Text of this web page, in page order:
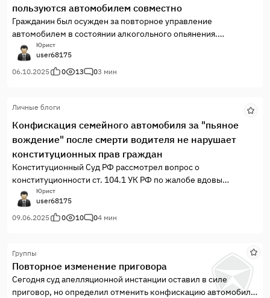
пользуются автомобилем совместно
Гражданин был осужден за повторное управление
автомобилем в состоянии алкогольного опьянения.
Автомобиль, на котором было совершено преступление
(вещественное доказательство), был конфискован в доход
государства в соответствии с п. "д" ч. 1 ст. 104.1 УК РФ.
Юрист
user68175
06.10.2025
0 13 03 мин
Личные блоги
Конфискация семейного автомобиля за "пьяное
вождение" после смерти водителя не нарушает
конституционных прав граждан
Конституционный Суд РФ рассмотрел вопрос о
конституционности ст. 104.1 УК РФ по жалобе вдовы
осужденного по ч. 1 ст. 264.1 УК РФ (неоднократное пьяное
вождение): приговором суда по этому уголовному делу было
постановлено конфисковать автомобиль, на котором было
Юрист
user68175
09.06.2025
0 10 04 мин
Группы
Повторное изменение приговора
Сегодня суд апелляционной инстанции оставил в силе
приговор, но определил отменить конфискацию автомобиля.